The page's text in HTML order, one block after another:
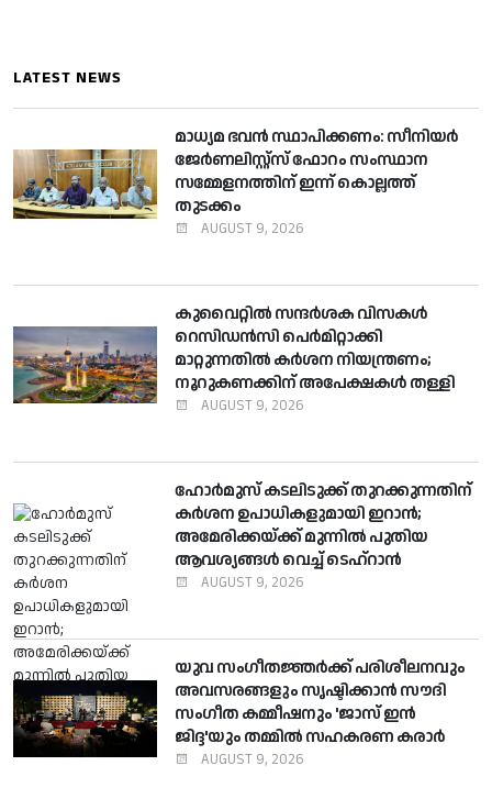
LATEST NEWS
മാധ്യമ ഭവന്‍ സ്ഥാപിക്കണം: സീനിയര്‍
ജേര്‍ണലിസ്റ്റ്സ് ഫോറം സംസ്ഥാന
സമ്മേളനത്തിന് ഇന്ന് കൊല്ലത്ത്
തുടക്കം
AUGUST 9, 2026
കുവൈറ്റില്‍ സന്ദര്‍ശക വിസകള്‍
റെസിഡന്‍സി പെര്‍മിറ്റാക്കി
മാറ്റുന്നതില്‍ കര്‍ശന നിയന്ത്രണം;
നൂറുകണക്കിന് അപേക്ഷകള്‍ തള്ളി
AUGUST 9, 2026
ഹോര്‍മുസ് കടലിടുക്ക് തുറക്കുന്നതിന്
കര്‍ശന ഉപാധികളുമായി ഇറാന്‍;
അമേരിക്കയ്ക്ക് മുന്നില്‍ പുതിയ
ആവശ്യങ്ങള്‍ വെച്ച് ടെഹ്റാന്‍
AUGUST 9, 2026
യുവ സംഗീതജ്ഞര്‍ക്ക് പരിശീലനവും
അവസരങ്ങളും സൃഷ്ടിക്കാന്‍ സൗദി
സംഗീത കമ്മീഷനും 'ജാസ് ഇന്‍
ജിദ്ദ'യും തമ്മില്‍ സഹകരണ കരാര്‍
AUGUST 9, 2026